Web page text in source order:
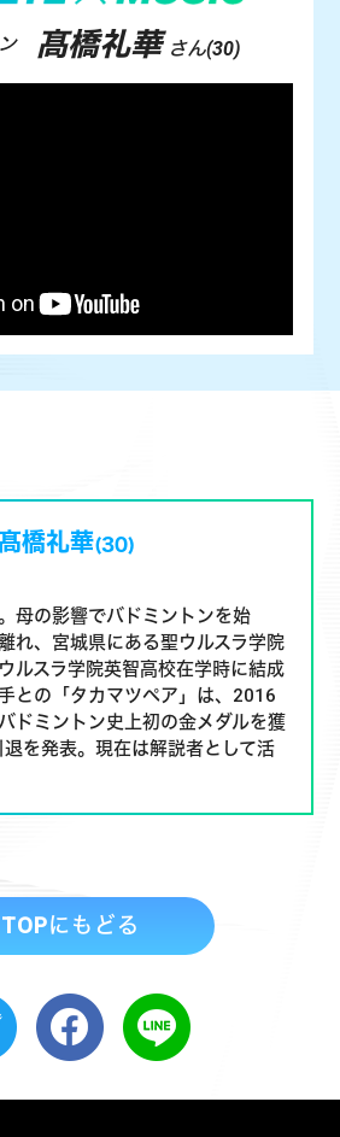
髙橋礼華 さん(30)
髙橋礼華(30)
母の影響でバドミントンを始
れ、宮城県にある聖ウルスラ学院
ルスラ学院英智高校在学時に結成
との「タカマツペア」は、2016
ドミントン史上初の金メダルを獲
を発表。現在は解説者として活
TOPにもどる